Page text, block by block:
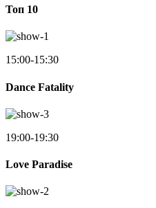
Toп 10
15:00-15:30
Dance Fatality
19:00-19:30
Love Paradise